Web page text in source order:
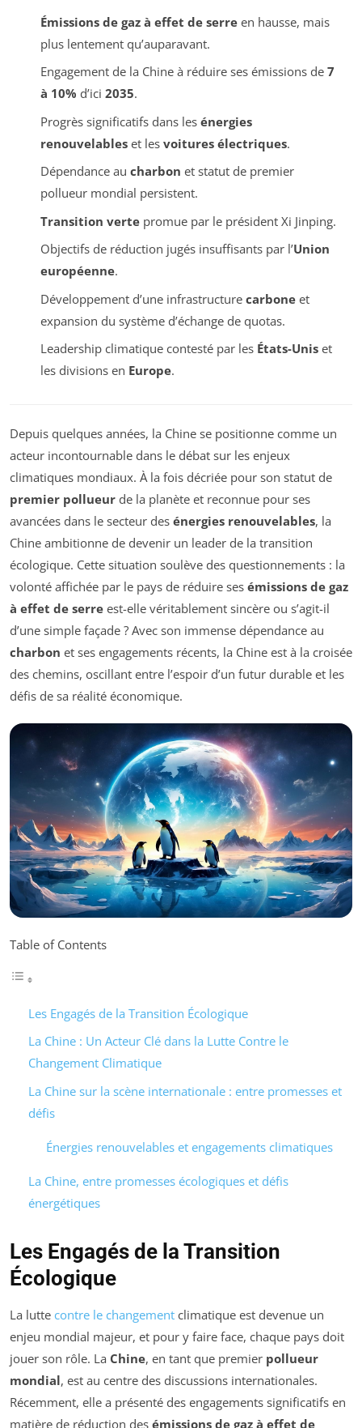
Émissions de gaz à effet de serreen hausse, mais
plus lentement qu’auparavant.
Engagement de la Chine à réduire ses émissions de 7
à 10% d’ici 2035.
Progrès significatifs dans les énergies
renouvelableset les voitures électriques.
Dépendance au charbon et statut de premier
pollueur mondial persistent.
Transition vertepromue par le président Xi Jinping.
Objectifs de réduction jugés insuffisants par l’Union
européenne.
Développement d’une infrastructure carboneet
expansion du système d’échange de quotas.
Leadership climatique contesté par les États-Uniset
les divisions en Europe.
Depuis quelques années, la Chine se positionne comme un
acteur incontournable dans le débat sur les enjeux
climatiques mondiaux. À la fois décriée pour son statut de
premier pollueur de la planète et reconnue pour ses
avancées dans le secteur des énergies renouvelables, la
Chine ambitionne de devenir un leader de la transition
écologique. Cette situation soulève des questionnements : la
volonté affichée par le pays de réduire ses émissions de gaz
à effet de serre est-elle véritablement sincère ou s’agit-il
d’une simple façade ? Avec son immense dépendance au
charbon et ses engagements récents, la Chine est à la croisée
des chemins, oscillant entre l’espoir d’un futur durable et les
défis de sa réalité économique.
Table of Contents
Les Engagés de la Transition Écologique
La Chine : Un Acteur Clé dans la Lutte Contre le
Changement Climatique
La Chine sur la scène internationale : entre promesses et
défis
Énergies renouvelables et engagements climatiques
La Chine, entre promesses écologiques et défis
énergétiques
Les Engagés de la Transition
Écologique
La lutte contre le changement climatique est devenue un
enjeu mondial majeur, et pour y faire face, chaque pays doit
jouer son rôle. La Chine, en tant que premier pollueur
mondial, est au centre des discussions internationales.
Récemment, elle a présenté des engagements significatifs en
matière de réduction des émissions de gaz à effet de